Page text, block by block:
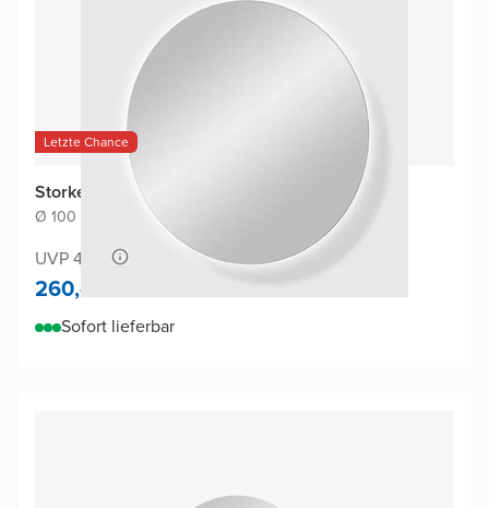
Letzte Chance
Storke Disc Badspiegel
Ø 100 cm Spiegel ohne Rahmen
UVP 475,-
260,-
Sofort lieferbar